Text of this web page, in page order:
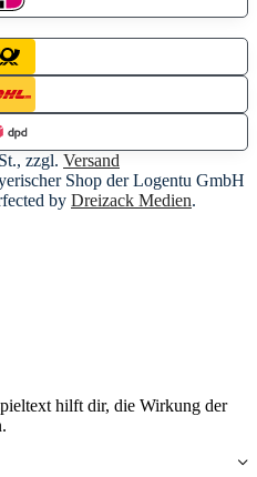
zzgl. Versand
Shop der Logentu GmbH
by Dreizack Medien.
hilft dir, die Wirkung der